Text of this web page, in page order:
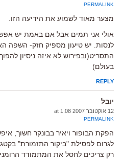
PERMALINK
מצער מאוד לשמוע את הידיעה הזו.
אולי אני תמים אבל אם באמת יש
לנסות. יש טיעון מספיק חזק- השפה
התסריט(ובפירוש לא איזה ניסיון
בעולם)
REPLY
יובל
12 אוקטובר 2007 at 1:08
PERMALINK
הפקת הבופור ויאיר בבונקר חשוך,
לגרום לפסילת "ביקור התזמורת"
רק צריכים לחסל את המתמודד הרומני